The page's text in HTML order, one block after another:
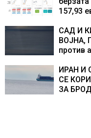
157,93
САД И
ВОЈНА,
против
ИРАН И
СЕ
ЗА